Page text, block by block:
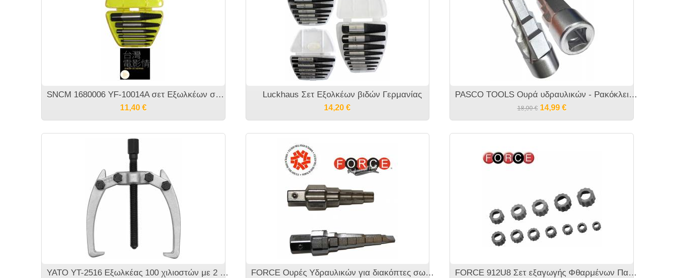
SNCM 1680006 YF-10014A σετ Εξωλκέων σπασμένων βιδών 6 τεμαχίων
11,40 €
Luckhaus Σετ Εξολκέων βιδών Γερμανίας
14,20 €
PASCO TOOLS Ουρά υδραυλικών - Ρακόκλειδο - Θηλυκή για οποιαδήποτε καστάνια 1/2"
18,00 € 14,99 €
YATO YT-2516 Εξωλκέας 100 χιλιοστών με 2 βραχίονες FORCE Ουρές Υδραυλικών για διακόπτες σωμάτων FORCE 912U8 Σετ εξαγωγής Φθαρμένων Παξιμαδιών και μπουλονιών